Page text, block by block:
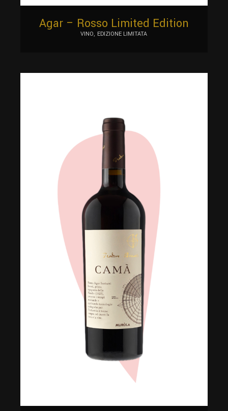
Agar – Rosso Limited Edition
VINO EDIZIONE LIMITATA